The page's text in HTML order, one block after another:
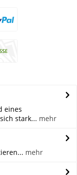
eines
stark... mehr
mehr